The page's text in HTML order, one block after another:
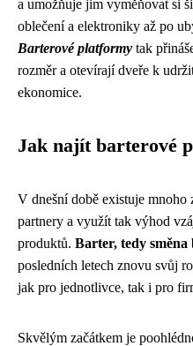
a umožňuje jim vyměňovat si
oblečení a elektroniky až po
Barterové platformy tak
rozměr a otevírají dveře k
ekonomice.
Jak najít barterové
V dnešní době existuje mnoho
partnery a využít tak výhod
produktů. Barter, tedy směna
posledních letech znovu svůj
jak pro jednotlivce, tak i pro
Skvělým začátkem je